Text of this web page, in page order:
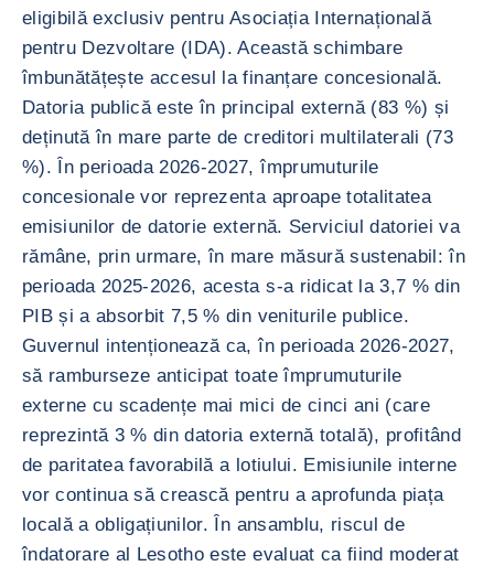
eligibilă exclusiv pentru Asociația Internațională
pentru Dezvoltare (IDA). Această schimbare
îmbunătățește accesul la finanțare concesională.
Datoria publică este în principal externă (83 %) și
deținută în mare parte de creditori multilaterali (73
%). În perioada 2026-2027, împrumuturile
concesionale vor reprezenta aproape totalitatea
emisiunilor de datorie externă. Serviciul datoriei va
rămâne, prin urmare, în mare măsură sustenabil: în
perioada 2025-2026, acesta s-a ridicat la 3,7 % din
PIB și a absorbit 7,5 % din veniturile publice.
Guvernul intenționează ca, în perioada 2026-2027,
să ramburseze anticipat toate împrumuturile
externe cu scadențe mai mici de cinci ani (care
reprezintă 3 % din datoria externă totală), profitând
de paritatea favorabilă a lotiului. Emisiunile interne
vor continua să crească pentru a aprofunda piața
locală a obligațiunilor. În ansamblu, riscul de
îndatorare al Lesotho este evaluat ca fiind moderat